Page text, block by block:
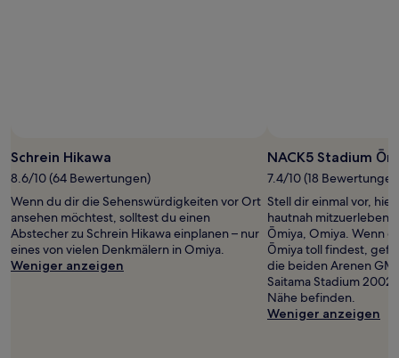
Schrein Hikawa
8.6/10 (64 Bewertungen)
Wenn du dir die Sehenswürdigkeiten vor Ort
ansehen möchtest, solltest du einen
Abstecher zu Schrein Hikawa einplanen – nur
eines von vielen Denkmälern in Omiya.
Weniger anzeigen
NACK5 Stadium
7.4/10 (18
Stell dir einmal vor,
hautnah mitzuerleben:
Ōmiya, Omiya. Wenn
Ōmiya toll findest,
die beiden Arenen
Saitama Stadium
Nähe befinden.
Weniger anzeigen